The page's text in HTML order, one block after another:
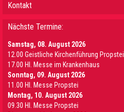
Kontakt
Nächste Termine:
Samstag, 08. August 2026
12.00 Geistliche Kirchenführung Propstei
17.00 Hl. Messe im Krankenhaus
Sonntag, 09. August 2026
11.00 Hl. Messe Propstei
Montag, 10. August 2026
09.30 Hl. Messe Propstei